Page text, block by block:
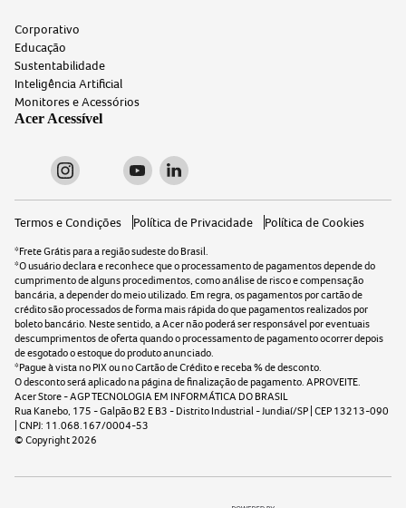
Corporativo
Educação
Sustentabilidade
Inteligência Artificial
Monitores e Acessórios
Acer Acessível
Termos e Condições Política de Privacidade Política de Cookies
*Frete Grátis para a região sudeste do Brasil.
*O usuário declara e reconhece que o processamento de pagamentos depende do
cumprimento de alguns procedimentos, como análise de risco e compensação
bancária, a depender do meio utilizado. Em regra, os pagamentos por cartão de
crédito são processados de forma mais rápida do que pagamentos realizados por
boleto bancário. Neste sentido, a Acer não poderá ser responsável por eventuais
descumprimentos de oferta quando o processamento de pagamento ocorrer depois
de esgotado o estoque do produto anunciado.
*Pague à vista no PIX ou no Cartão de Crédito e receba% de desconto.
O desconto será aplicado na página de finalização de pagamento. APROVEITE.
Acer Store - AGP TECNOLOGIA EM INFORMÁTICA DO BRASIL
Rua Kanebo, 175 - Galpão B2 E B3 - Distrito Industrial - Jundiaí/SP | CEP 13213-090
| CNPJ: 11.068.167/0004-53
© Copyright2026